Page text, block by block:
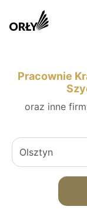
Pracownie
oraz inne